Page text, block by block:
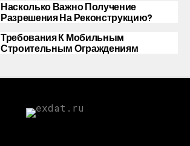
Насколько Важно Получение
Разрешения На Реконструкцию?
Требования К Мобильным
Строительным Ограждениям